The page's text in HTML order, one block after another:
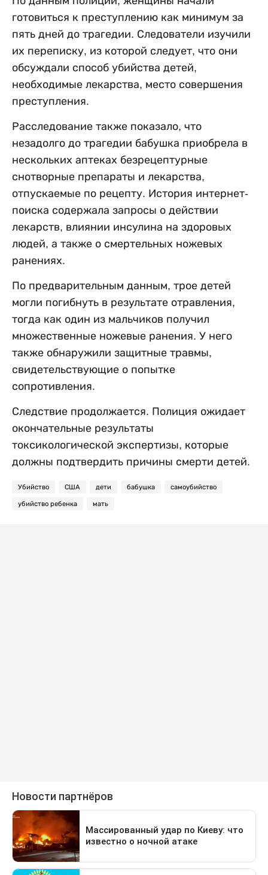
готовиться к преступлению как минимум за
пять дней до трагедии. Следователи изучили
их переписку, из которой следует, что они
обсуждали способ убийства детей,
необходимые лекарства, место совершения
преступления.
Расследование также показало, что
незадолго до трагедии бабушка приобрела в
нескольких аптеках безрецептурные
снотворные препараты и лекарства,
отпускаемые по рецепту. История интернет-
поиска содержала запросы о действии
лекарств, влиянии инсулина на здоровых
людей, а также о смертельных ножевых
ранениях.
По предварительным данным, трое детей
могли погибнуть в результате отравления,
тогда как один из мальчиков получил
множественные ножевые ранения. У него
также обнаружили защитные травмы,
свидетельствующие о попытке
сопротивления.
Следствие продолжается. Полиция ожидает
окончательные результаты
токсикологической экспертизы, которые
должны подтвердить причины смерти детей.
Убийство США дети бабушка самоубийство
убийство ребенка мать